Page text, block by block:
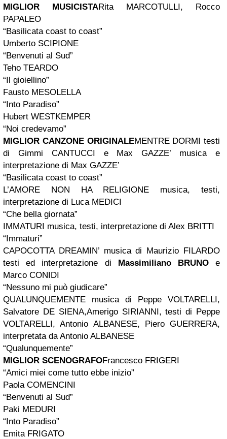
MIGLIOR MUSICISTARita MARCOTULLI, Rocco
PAPALEO
“Basilicata coast to coast”
Umberto SCIPIONE
“Benvenuti al Sud”
Teho TEARDO
“Il gioiellino”
Fausto MESOLELLA
“Into Paradiso”
Hubert WESTKEMPER
“Noi credevamo”
MIGLIOR CANZONE ORIGINALEMENTRE DORMI testi
di Gimmi CANTUCCI e Max GAZZE’ musica e
interpretazione di Max GAZZE’
“Basilicata coast to coast”
L’AMORE NON HA RELIGIONE musica, testi,
interpretazione di Luca MEDICI
“Che bella giornata”
IMMATURI musica, testi, interpretazione di Alex BRITTI
“Immaturi”
CAPOCOTTA DREAMIN’ musica di Maurizio FILARDO
testi ed interpretazione di Massimiliano BRUNOe
Marco CONIDI
“Nessuno mi può giudicare”
QUALUNQUEMENTE musica di Peppe VOLTARELLI,
Salvatore DE SIENA,Amerigo SIRIANNI, testi di Peppe
VOLTARELLI, Antonio ALBANESE, Piero GUERRERA,
interpretata da Antonio ALBANESE
“Qualunquemente”
MIGLIOR SCENOGRAFOFrancesco FRIGERI
“Amici miei come tutto ebbe inizio”
Paola COMENCINI
“Benvenuti al Sud”
Paki MEDURI
“Into Paradiso”
Emita FRIGATO